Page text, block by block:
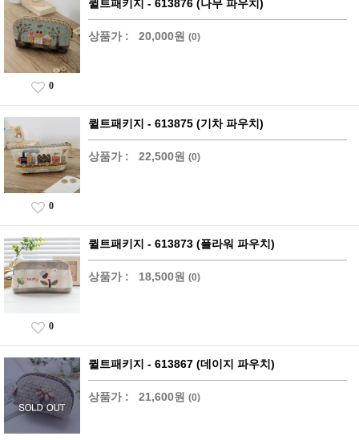
퀼트패키지 - 613876 (나무 파우치)
상품가 : 20,000원 (0)
0
퀼트패키지 - 613875 (기차 파우치)
상품가 : 22,500원 (0)
0
퀼트패키지 - 613873 (플라워 파우치)
상품가 : 18,500원 (0)
0
퀼트패키지 - 613867 (데이지 파우치)
상품가 : 21,600원 (0)